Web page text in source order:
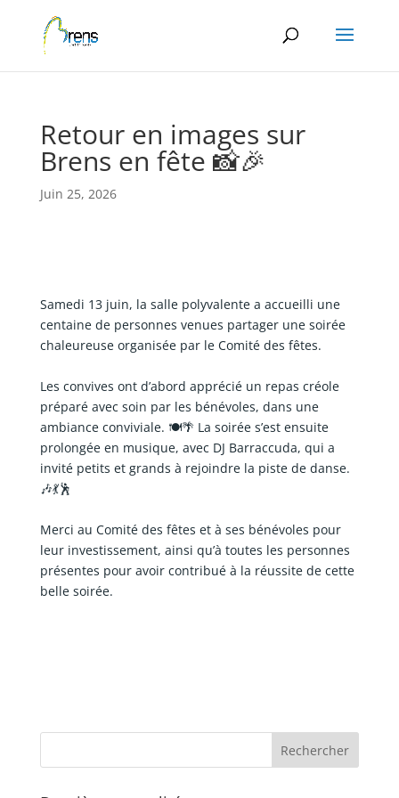
Retour en images sur
Brens en fête 📸🎉
Juin 25, 2026
Samedi 13 juin, la salle polyvalente a accueilli une
centaine de personnes venues partager une soirée
chaleureuse organisée par le Comité des fêtes.
Les convives ont d’abord apprécié un repas créole
préparé avec soin par les bénévoles, dans une
ambiance conviviale. 🍽️🌴 La soirée s’est ensuite
prolongée en musique, avec DJ Barraccuda, qui a
invité petits et grands à rejoindre la piste de danse.
🎶💃🕺
Merci au Comité des fêtes et à ses bénévoles pour
leur investissement, ainsi qu’à toutes les personnes
présentes pour avoir contribué à la réussite de cette
belle soirée.